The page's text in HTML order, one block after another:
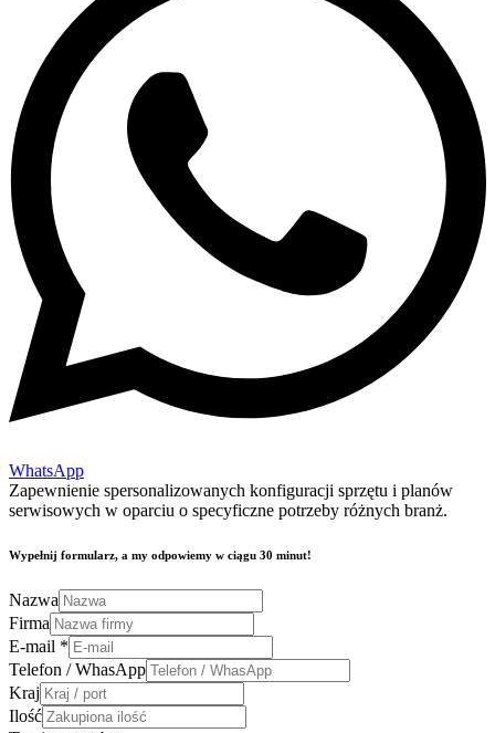
WhatsApp
Zapewnienie spersonalizowanych konfiguracji sprzętu i planów
serwisowych w oparciu o specyficzne potrzeby różnych branż.
Wypełnij formularz, a my odpowiemy w ciągu 30 minut!
Nazwa
Firma
E-mail *
Telefon / WhasApp
Kraj
Ilość